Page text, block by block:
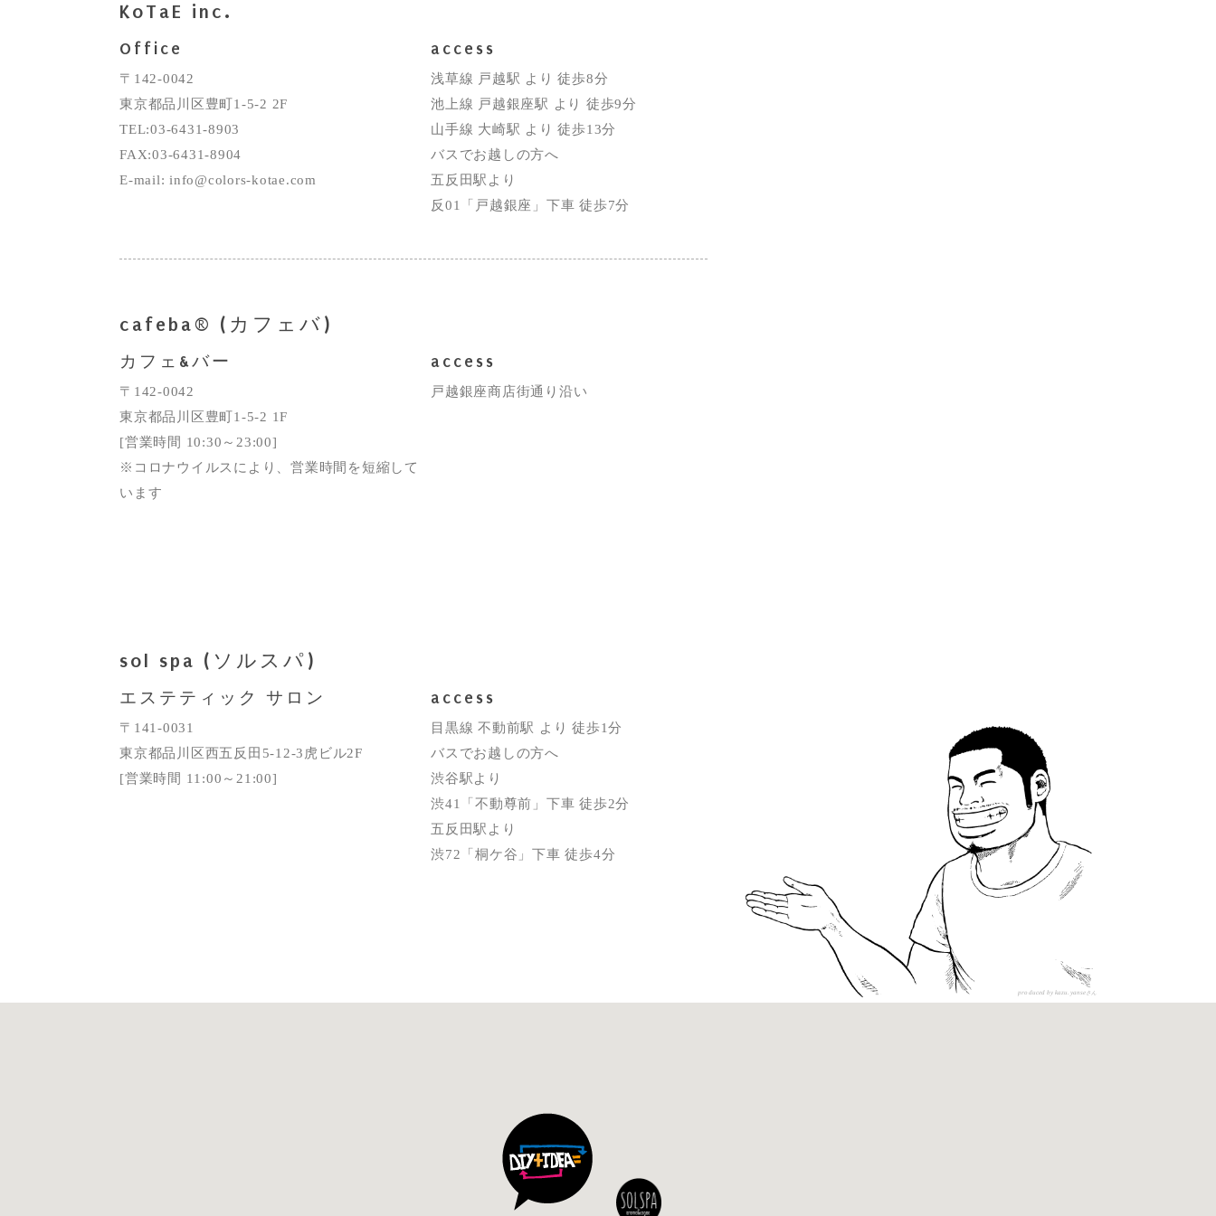
KoTaE inc.
Office
〒142-0042
東京都品川区豊町1-5-2 2F
TEL:03-6431-8903
FAX:03-6431-8904
E-mail: info@colors-kotae.com
access
浅草線 戸越駅 より 徒歩8分
池上線 戸越銀座駅 より 徒歩9分
山手線 大崎駅 より 徒歩13分
バスでお越しの方へ
五反田駅より
反01「戸越銀座」下車 徒歩7分
cafeba® (カフェバ)
カフェ&バー
〒142-0042
東京都品川区豊町1-5-2 1F
[営業時間 10:30～23:00]
※コロナウイルスにより、営業時間を短縮して
います
access
戸越銀座商店街通り沿い
sol spa (ソルスパ)
エステティック サロン
〒141-0031
東京都品川区西五反田5-12-3虎ビル2F
[営業時間 11:00～21:00]
access
目黒線 不動前駅 より 徒歩1分
バスでお越しの方へ
渋谷駅より
渋41「不動尊前」下車 徒歩2分
五反田駅より
渋72「桐ケ谷」下車 徒歩4分
produced by kazu.yanseさん